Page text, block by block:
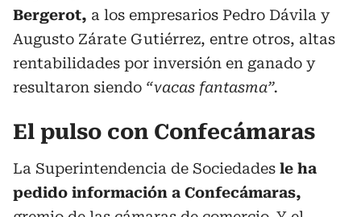
Bergerot, a los empresarios Pedro Dávila y
Augusto Zárate Gutiérrez, entre otros, altas
rentabilidades por inversión en ganado y
resultaron siendo “vacas fantasma”.
El pulso con Confecámaras
La Superintendencia de Sociedades le ha
pedido información a Confecámaras,